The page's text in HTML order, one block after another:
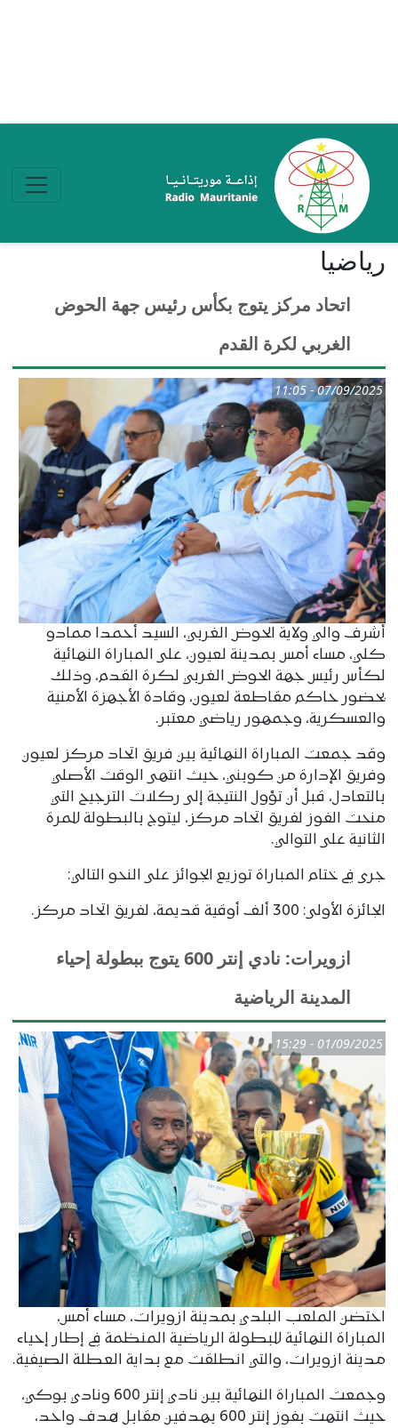
ریاضیا
اتحاد مركز يتوج بكأس رئيس جهة الحوض
الغربي لكرة القدم
07/09/2025 - 11:05
أشرف والي ولاية الحوض الغربي، السيد أحمدا ممادو
كلي، مساء أمس بمدينة لعيون، على المباراة النهائية
لكأس رئيس جهة الحوض الغربي لكرة القدم، وذلك
بحضور حاكم مقاطعة لعيون، وقادة الأجهزة الأمنية
والعسكرية، وجمهور رياضي معتبر.
وقد جمعت المباراة النهائية بين فريق اتحاد مركز لعيون
وفريق الإدارة من كوبني، حيث انتهى الوقت الأصلي
بالتعادل، قبل أن تؤول النتيجة إلى ركلات الترجيح التي
منحت الفوز لفريق اتحاد مركز، ليتوج بالبطولة للمرة
الثانية على التوالي.
جرى في ختام المباراة توزيع الجوائز على النحو التالي:
الجائزة الأولى: 300 ألف أوقية قديمة، لفريق اتحاد مركز.
ازويرات: نادي إنتر 600 يتوج ببطولة إحياء
المدينة الرياضية
01/09/2025 - 15:29
احتضن الملعب البلدي بمدينة ازويرات، مساء أمس،
المباراة النهائية للبطولة الرياضية المنظمة في إطار إحياء
مدينة ازويرات، والتي انطلقت مع بداية العطلة الصيفية.
وجمعت المباراة النهائية بين نادي إنتر 600 ونادي بوكي،
حيث انتهت بفوز إنتر 600 بهدفين مقابل هدف واحد،